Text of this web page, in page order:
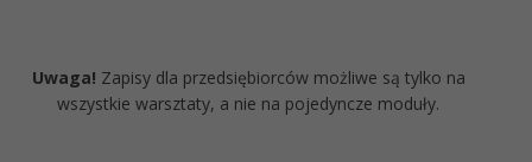
Uwaga! Zapisy dla przedsiębiorców możliwe są tylko na
wszystkie warsztaty, a nie na pojedyncze moduły.